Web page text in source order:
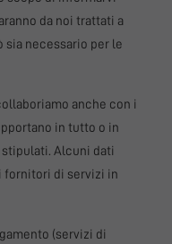
da noi trattati a
sia necessario per le
anche con i
in tutto o in
Alcuni dati
fornitori di servizi in
(servizi di